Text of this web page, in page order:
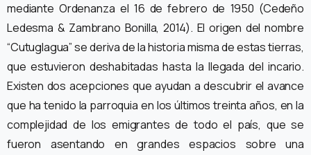
mediante Ordenanza el 16 de febrero de 1950 (Cedeño
Ledesma & Zambrano Bonilla, 2014). El origen del nombre
“Cutuglagua” se deriva de la historia misma de estas tierras,
que estuvieron deshabitadas hasta la llegada del incario.
Existen dos acepciones que ayudan a descubrir el avance
que ha tenido la parroquia en los últimos treinta años, en la
complejidad de los emigrantes de todo el país, que se
fueron asentando en grandes espacios sobre una